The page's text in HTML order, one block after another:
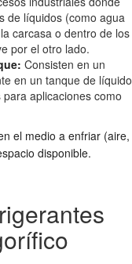
de líquidos (como agua
carcasa o dentro de los
por el otro lado.
Consisten en un
en un tanque de líquido
aplicaciones como
el medio a enfriar (aire,
disponible.